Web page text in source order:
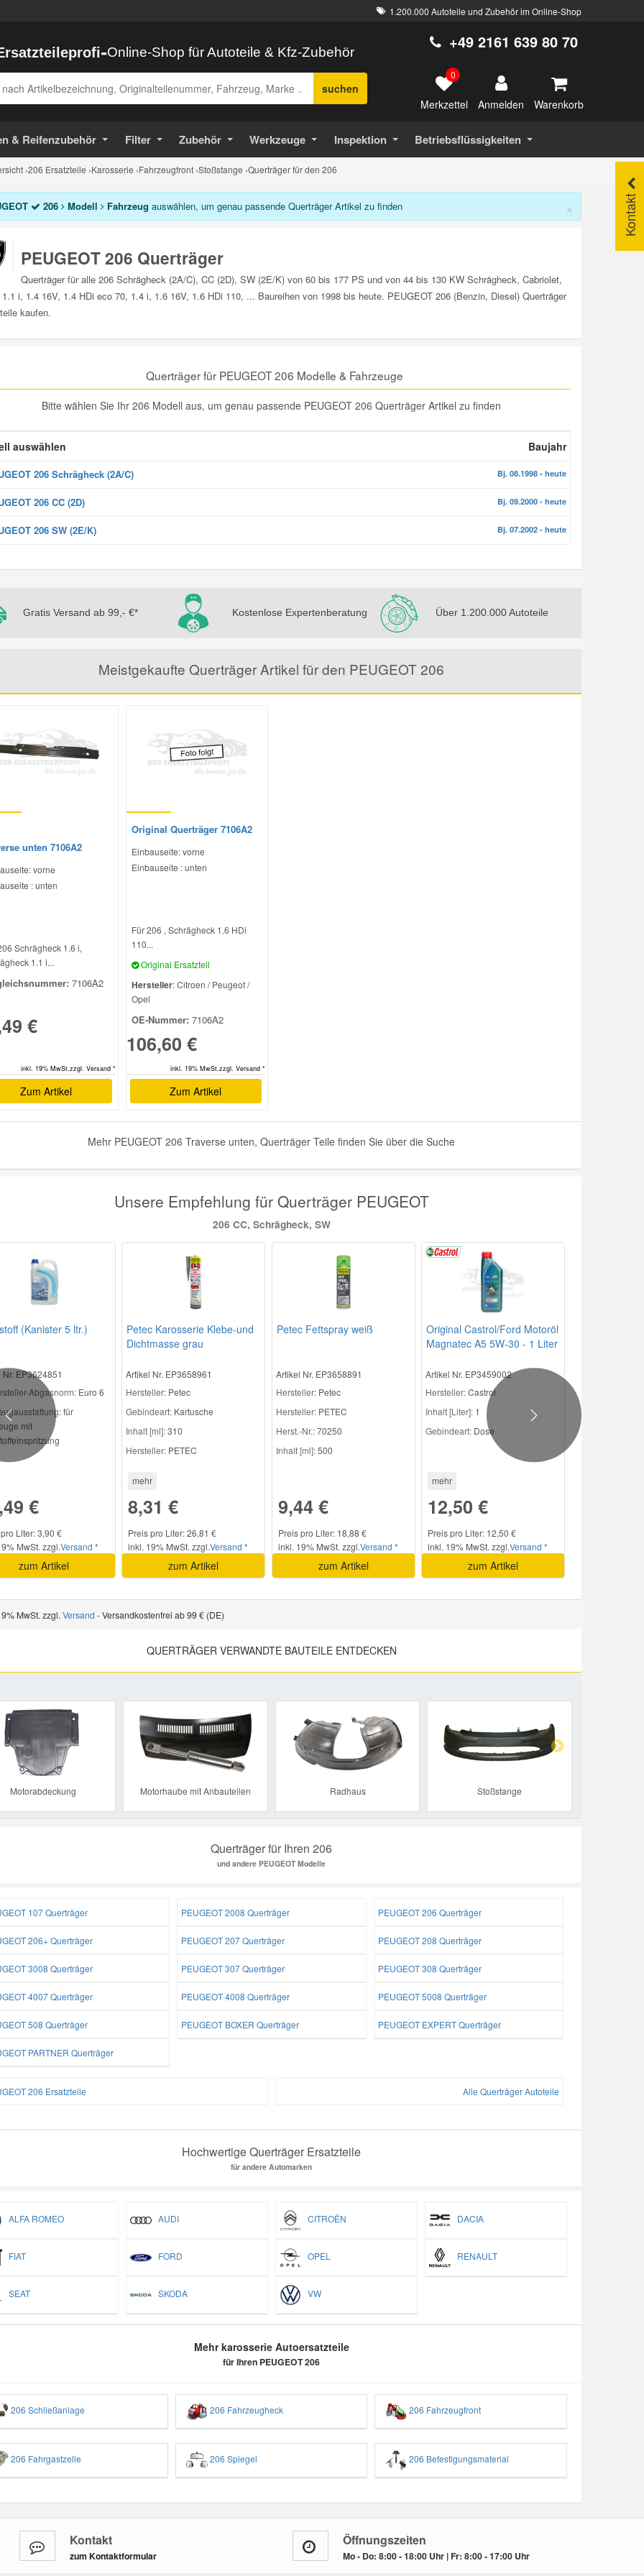
1.200.000 Autoteile und Zubehör im Online-Shop
-Online-Shop für Autoteile & Kfz-Zubehör
suchen
+49 2161 639 80 70
0
Merkzettel Anmelden Warenkorb
& Reifenzubehör Filter Zubehör Werkzeuge Inspektion Betriebsflüssigkeiten
›206 Ersatzteile ›Karosserie ›Fahrzeugfront ›Stoßstange ›Querträger für den 206
Kontakt
×
206 Modell Fahrzeug auswählen, um genau passende Querträger Artikel zu finden
PEUGEOT 206 Querträger
Querträger für alle 206 Schrägheck (2A/C), CC (2D), SW (2E/K) von 60 bis 177 PS und von 44 bis 130 KW Schrägheck, Cabriolet,
i, 1.4 16V, 1.4 HDi eco 70, 1.4 i, 1.6 16V, 1.6 HDi 110, ... Baureihen von 1998 bis heute. PEUGEOT 206 (Benzin, Diesel) Querträger
kaufen.
Querträger für PEUGEOT 206 Modelle & Fahrzeuge
Bitte wählen Sie Ihr 206 Modell aus, um genau passende PEUGEOT 206 Querträger Artikel zu finden
auswählen Baujahr
206 Schrägheck (2A/C) Bj. 08.1998 - heute
206 CC (2D) Bj. 09.2000 - heute
206 SW (2E/K) Bj. 07.2002 - heute
Gratis Versand ab 99,- €* Kostenlose Expertenberatung Über 1.200.000 Autoteile
Meistgekaufte Querträger Artikel für den PEUGEOT 206
unten 7106A2
vorne
: unten
Schrägheck 1.6 i,
1.1 i...
7106A2
€
inkl. 19% MwSt.zzgl. Versand *
Zum Artikel
Original Querträger 7106A2
Einbauseite: vorne
Einbauseite : unten
Für 206 , Schrägheck 1.6 HDi
110...
Original Ersatzteil
Hersteller: Citroen / Peugeot /
Opel
OE-Nummer: 7106A2
106,60 €
inkl. 19% MwSt.zzgl. Versand *
Zum Artikel
Mehr PEUGEOT 206 Traverse unten, Querträger Teile finden Sie über die Suche
Unsere Empfehlung für Querträger PEUGEOT
206 CC, Schrägheck, SW
(Kanister 5 ltr.)
Nr. EP3624851
Abgasnorm:Euro 6
für
mit
€
Liter: 3,90 €
MwSt. zzgl.Versand *
zum Artikel
Petec Karosserie Klebe-und
Dichtmasse grau
Artikel Nr. EP3658961
Hersteller: Petec
Gebindeart: Kartusche
Inhalt [ml]:310
Hersteller: PETEC
mehr
8,31 €
Preis pro Liter: 26,81 €
inkl. 19% MwSt. zzgl.Versand *
zum Artikel
Petec Fettspray weiß
Artikel Nr. EP3658891
Hersteller: Petec
Hersteller:PETEC
Herst.-Nr.:70250
Inhalt [ml]:500
9,44 €
Preis pro Liter: 18,88 €
inkl. 19% MwSt. zzgl.Versand *
zum Artikel
Original Castrol/Ford Motoröl
Magnatec A5 5W-30 - 1 Liter
Artikel Nr. EP3459002
Hersteller:Castrol
Inhalt [Liter]: 1
Gebindeart: Dose
mehr
12,50 €
Preis pro Liter: 12,50 €
inkl. 19% MwSt. zzgl.Versand *
zum Artikel
Previous Next
MwSt. zzgl. Versand - Versandkostenfrei ab 99 € (DE)
QUERTRÄGER VERWANDTE BAUTEILE ENTDECKEN
Motorabdeckung Motorhaube mit Anbauteilen Radhaus Stoßstange
Previous
Querträger für Ihren 206
und andere PEUGEOT Modelle
107 Querträger PEUGEOT 2008 Querträger PEUGEOT 206 Querträger
206+ Querträger PEUGEOT 207 Querträger PEUGEOT 208 Querträger
3008 Querträger PEUGEOT 307 Querträger PEUGEOT 308 Querträger
4007 Querträger PEUGEOT 4008 Querträger PEUGEOT 5008 Querträger
508 Querträger PEUGEOT BOXER Querträger PEUGEOT EXPERT Querträger
PARTNER Querträger
206 Ersatzteile Alle Querträger Autoteile
Hochwertige Querträger Ersatzteile
für andere Automarken
ALFA ROMEO AUDI CITROËN DACIA
FIAT FORD OPEL RENAULT
SEAT SKODA VW
Mehr karosserie Autoersatzteile
für Ihren PEUGEOT 206
206 Schließanlage 206 Fahrzeugheck 206 Fahrzeugfront
206 Fahrgastzelle 206 Spiegel 206 Befestigungsmaterial
Kontakt
zum Kontaktformular
Öffnungszeiten
Mo - Do: 8:00 - 18:00 Uhr | Fr: 8:00 - 17:00 Uhr